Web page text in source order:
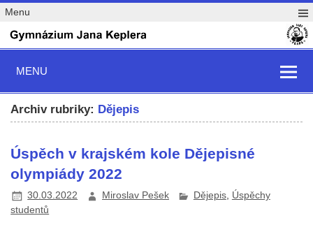
Menu
MENU
Archiv rubriky: Dějepis
Úspěch v krajském kole Dějepisné
olympiády 2022
30.03.2022 Miroslav Pešek Dějepis, Úspěchy
studentů